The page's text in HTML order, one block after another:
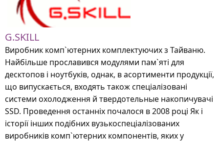
G.SKILL
Виробник комп`ютерних комплектуючих з Тайваню.
Найбільше прославився модулями пам`яті для
десктопов і ноутбуків, однак, в асортименти продукції,
що випускається, входять також спеціалізовані
системи охолодження й твердотельные накопичувачі
SSD. Проведення останніх почалося в 2008 році Як і
історії інших подібних вузькоспеціалізованих
виробників комп`ютерних компонентів, яких у